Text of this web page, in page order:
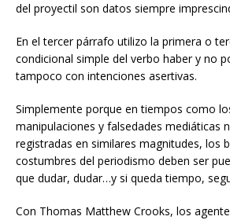
del proyectil son datos siempre
En el tercer párrafo utilizo la primera o
condicional simple del verbo haber y no
tampoco con intenciones asertivas.
Simplemente porque en tiempos como
manipulaciones y falsedades mediáticas
registradas en similares magnitudes, los
costumbres del periodismo deben ser
que dudar, dudar…y si queda tiempo,
Con Thomas Matthew Crooks, los